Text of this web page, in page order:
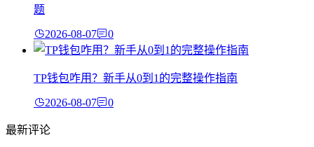
题
2026-08-07 0
TP钱包咋用？新手从0到1的完整操作指南
2026-08-07 0
最新评论